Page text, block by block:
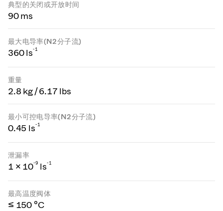
典型的关闭或开放时间
90 ms
最大电导率(N2分子流)
360 ls-1
重量
2.8 kg / 6.17 lbs
最小可控电导率(N2分子流)
0.45 ls-1
泄漏率
1 × 10-9 ls-1
最高温度阀体
≤ 150 °C